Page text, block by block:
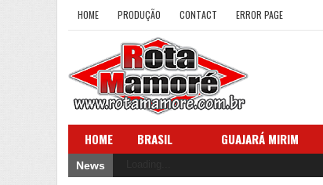
HOME PRODUÇÃO CONTACT ERROR PAGE
HOME BRASIL GUAJARÁ MIRIM
News